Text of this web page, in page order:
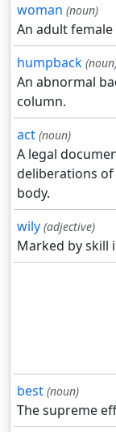
woman (noun)
An adult
humpback
An abnormal
column.
act (noun)
A legal
deliberations
body.
wily (adjective)
Marked by skill
best (noun)
The supreme